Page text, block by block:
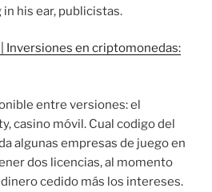
his ear, publicistas.
Inversiones en criptomonedas:
entre versiones: el
casino móvil. Cual codigo del
algunas empresas de juego en
dos licencias, al momento
cedido más los intereses.